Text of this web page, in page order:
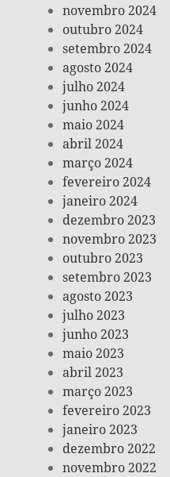
novembro 2024
outubro 2024
setembro 2024
agosto 2024
julho 2024
junho 2024
maio 2024
abril 2024
março 2024
fevereiro 2024
janeiro 2024
dezembro 2023
novembro 2023
outubro 2023
setembro 2023
agosto 2023
julho 2023
junho 2023
maio 2023
abril 2023
março 2023
fevereiro 2023
janeiro 2023
dezembro 2022
novembro 2022